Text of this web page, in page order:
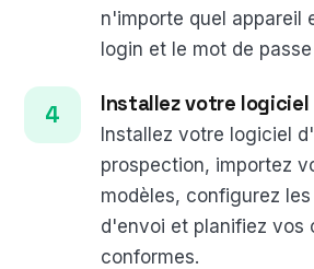
n'importe quel appareil
login et le mot de
Installez votre logiciel
Installez votre logiciel
prospection, importez
modèles, configurez
d'envoi et planifiez vos
conformes.